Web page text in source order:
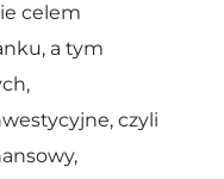
celem
a tym
czyli